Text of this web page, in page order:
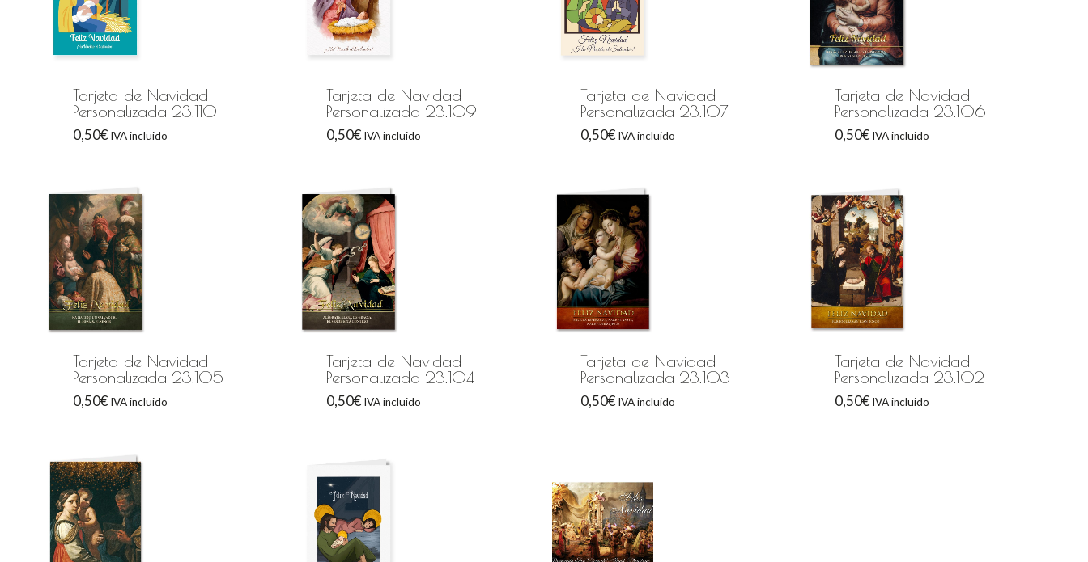
Tarjeta de Navidad
Personalizada 23.110
0,50€ IVA incluido
Tarjeta de Navidad
Personalizada 23.109
0,50€ IVA incluido
Tarjeta de Navidad
Personalizada 23.107
0,50€ IVA incluido
Tarjeta de Navidad
Personalizada 23.106
0,50€ IVA incluido
Tarjeta de Navidad
Personalizada 23.105
0,50€ IVA incluido
Tarjeta de Navidad
Personalizada 23.104
0,50€ IVA incluido
Tarjeta de Navidad
Personalizada 23.103
0,50€ IVA incluido
Tarjeta de Navidad
Personalizada 23.102
0,50€ IVA incluido